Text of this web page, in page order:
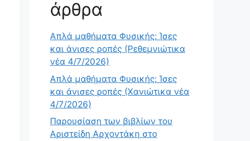
άρθρα
Απλά μαθήματα Φυσικής: Ίσες
και άνισες ροπές (Ρεθεμνιώτικα
νέα 4/7/2026)
Απλά μαθήματα Φυσικής: Ίσες
και άνισες ροπές (Χανιώτικα νέα
4/7/2026)
Παρουσίαση των βιβλίων του
Αριστείδη Αρχοντάκη στο